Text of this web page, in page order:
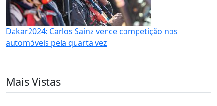
Dakar2024: Carlos Sainz vence competição nos
automóveis pela quarta vez
Mais Vistas